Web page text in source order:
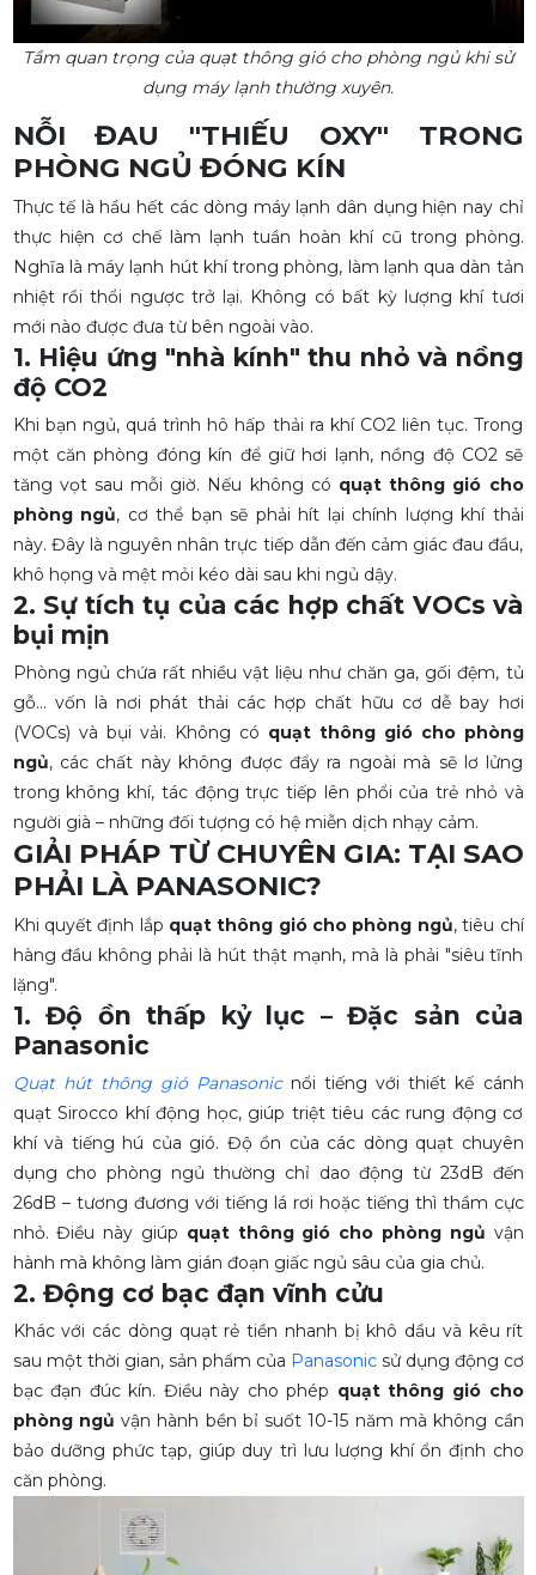
Tầm quan trọng của quạt thông gió cho phòng ngủ khi sử
dụng máy lạnh thường xuyên.
NỖI ĐAU "THIẾU OXY" TRONG
PHÒNG NGỦ ĐÓNG KÍN
Thực tế là hầu hết các dòng máy lạnh dân dụng hiện nay chỉ
thực hiện cơ chế làm lạnh tuần hoàn khí cũ trong phòng.
Nghĩa là máy lạnh hút khí trong phòng, làm lạnh qua dàn tản
nhiệt rồi thổi ngược trở lại. Không có bất kỳ lượng khí tươi
mới nào được đưa từ bên ngoài vào.
1. Hiệu ứng "nhà kính" thu nhỏ và nồng
độ CO2
Khi bạn ngủ, quá trình hô hấp thải ra khí CO2 liên tục. Trong
một căn phòng đóng kín để giữ hơi lạnh, nồng độ CO2 sẽ
tăng vọt sau mỗi giờ. Nếu không có quạt thông gió cho
phòng ngủ, cơ thể bạn sẽ phải hít lại chính lượng khí thải
này. Đây là nguyên nhân trực tiếp dẫn đến cảm giác đau đầu,
khô họng và mệt mỏi kéo dài sau khi ngủ dậy.
2. Sự tích tụ của các hợp chất VOCs và
bụi mịn
Phòng ngủ chứa rất nhiều vật liệu như chăn ga, gối đệm, tủ
gỗ... vốn là nơi phát thải các hợp chất hữu cơ dễ bay hơi
(VOCs) và bụi vải. Không có quạt thông gió cho phòng
ngủ, các chất này không được đẩy ra ngoài mà sẽ lơ lửng
trong không khí, tác động trực tiếp lên phổi của trẻ nhỏ và
người già – những đối tượng có hệ miễn dịch nhạy cảm.
GIẢI PHÁP TỪ CHUYÊN GIA: TẠI SAO
PHẢI LÀ PANASONIC?
Khi quyết định lắp quạt thông gió cho phòng ngủ, tiêu chí
hàng đầu không phải là hút thật mạnh, mà là phải "siêu tĩnh
lặng".
1. Độ ồn thấp kỷ lục – Đặc sản của
Panasonic
Quạt hút thông gió Panasonicnổi tiếng với thiết kế cánh
quạt Sirocco khí động học, giúp triệt tiêu các rung động cơ
khí và tiếng hú của gió. Độ ồn của các dòng quạt chuyên
dụng cho phòng ngủ thường chỉ dao động từ 23dB đến
26dB – tương đương với tiếng lá rơi hoặc tiếng thì thầm cực
nhỏ. Điều này giúp quạt thông gió cho phòng ngủ vận
hành mà không làm gián đoạn giấc ngủ sâu của gia chủ.
2. Động cơ bạc đạn vĩnh cửu
Khác với các dòng quạt rẻ tiền nhanh bị khô dầu và kêu rít
sau một thời gian, sản phẩm của Panasonicsử dụng động cơ
bạc đạn đúc kín. Điều này cho phép quạt thông gió cho
phòng ngủ vận hành bền bỉ suốt 10-15 năm mà không cần
bảo dưỡng phức tạp, giúp duy trì lưu lượng khí ổn định cho
căn phòng.